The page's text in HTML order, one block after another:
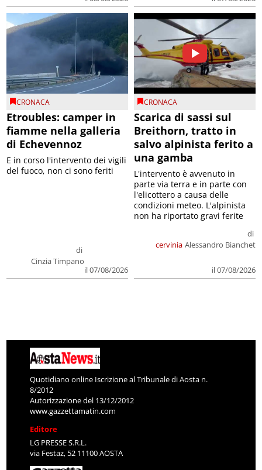
CRONACA
Etroubles: camper in
fiamme nella galleria
di Echevennoz
di
Cinzia Timpano
il 07/08/2026
E in corso l'intervento dei vigili
del fuoco, non ci sono feriti
CRONACA
Scarica di sassi sul
Breithorn, tratto in
salvo alpinista ferito a
una gamba
cervinia
di
Alessandro Bianchet
il 07/08/2026
L'intervento è avvenuto in
parte via terra e in parte con
l'elicottero a causa delle
condizioni meteo. L'alpinista
non ha riportato gravi ferite
Quotidiano online Iscrizione al Tribunale di Aosta n.
8/2012
Autorizzazione del 13/12/2012
www.gazzettamatin.com
Editore
LG PRESSE S.R.L.
via Festaz, 52 11100 AOSTA